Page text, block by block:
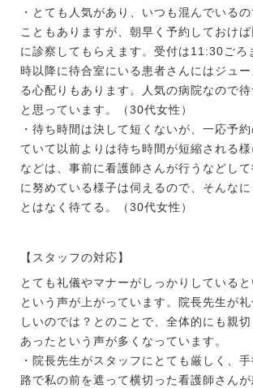
・とても人気があり、いつも混んでいる
こともありますが、朝早く予約しておけ
に診察してもらえます。受付は11:30ごろ
時以降に待合室にいる患者さんにはジュ
る心配りもあります。人気の病院なので
と思っています。（30代女性）
・待ち時間は決して短くないが、一応予
ていて以前よりは待ち時間が短縮される
などは、事前に看護師さんが行うなどし
に努めている様子は伺えるので、そんなに
とはなく待てる。（30代女性）
【スタッフの対応】
とても礼儀やマナーがしっかりしている
という声が上がっています。院長先生が
しいのでは？とのことで、全体的にも親
あったという声が多くなっています。
・院長先生がスタッフにとても厳しく、
路で私の前を遮って横切った看護師さん